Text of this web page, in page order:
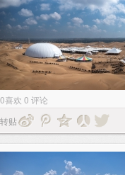
0喜欢 0 评论
转贴